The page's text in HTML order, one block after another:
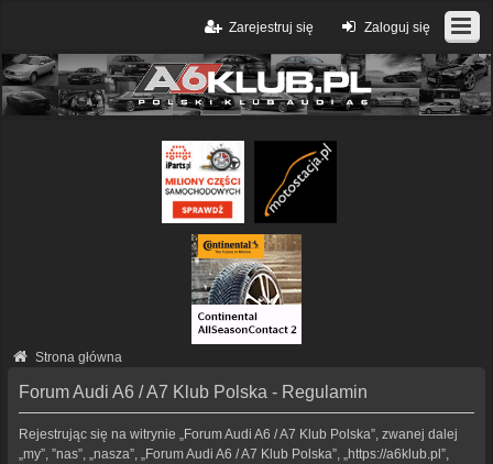
Zaloguj się
Zarejestruj się
Strona główna
Forum Audi A6 / A7 Klub Polska - Regulamin
Rejestrując się na witrynie „Forum Audi A6 / A7 Klub Polska”, zwanej dalej
„my”, ”nas”, „nasza”, „Forum Audi A6 / A7 Klub Polska”, „https://a6klub.pl”,